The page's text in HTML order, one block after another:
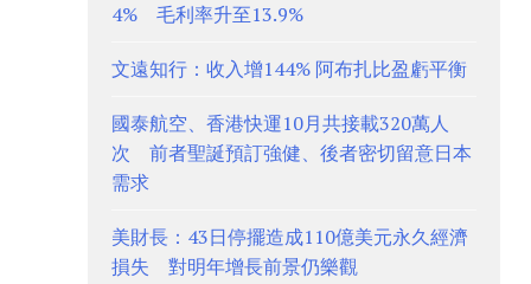
4% 毛利率升至13.9%
文遠知行：收入增144% 阿布扎比盈虧平衡
國泰航空、香港快運10月共接載320萬人
次 前者聖誕預訂強健、後者密切留意日本
需求
美財長：43日停擺造成110億美元永久經濟
損失 對明年增長前景仍樂觀